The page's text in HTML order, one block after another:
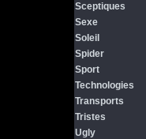
Sceptiques
Sexe
Soleil
Spider
Sport
Technologies
Transports
Tristes
Ugly